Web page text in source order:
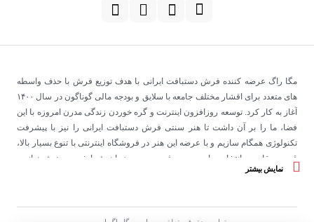
مگا راگ عرضه کننده فرش دستبافت ایرانی با هدف توزیع فرش با حذف واسطه
های متعدد برای اقشار مختلف جامعه با سلایق و بودجه مالی گوناگون در سال
آغاز به کار کرد.توسعه روزافزون اینترنت و گره خوردن زندگی مدرن امروزه با این
فضا، ما را بر آن داشت تا هنر سنتی فرش دستبافت ایرانی را نیز با پیشرفت
تکنولوژی همگام سازیم و با عرضه این هنر در فروشگاه اینترنتی با تنوع بسیار بالا،
قدرت مقایسه، انتخاب راحت و صرفه جویی در زمان شما خریدی هوشمندانه و
مطمئن را به مشتریان ارزانی داریم
کوچک رونق دهد و همچنین هزینه های واسطه گری قالی را به حداقل خود برساند.
نمایش بیشتر